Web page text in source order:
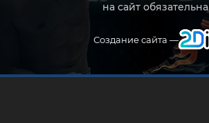
на сайт обязательна
Создание сайта —